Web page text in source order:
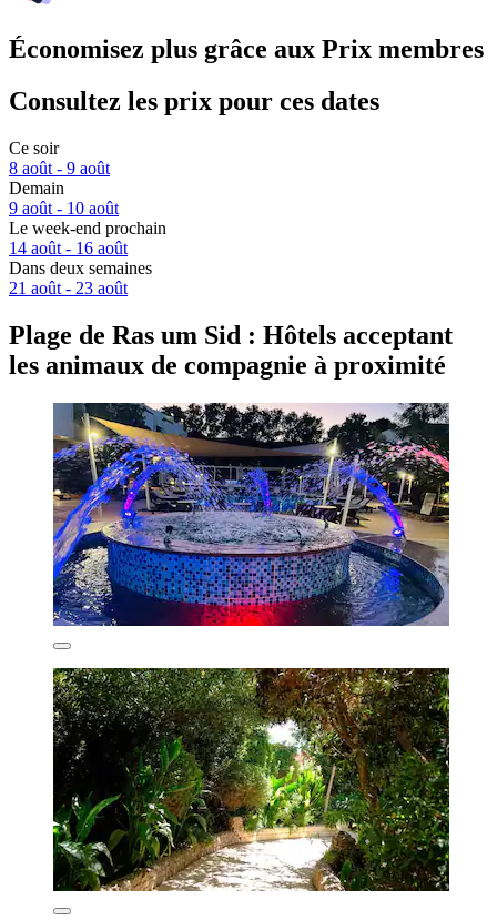
Économisez plus grâce aux Prix membres
Consultez les prix pour ces dates
Ce soir
8 août - 9 août
Demain
9 août - 10 août
Le week-end prochain
14 août - 16 août
Dans deux semaines
21 août - 23 août
Plage de Ras um Sid : Hôtels acceptant
les animaux de compagnie à proximité